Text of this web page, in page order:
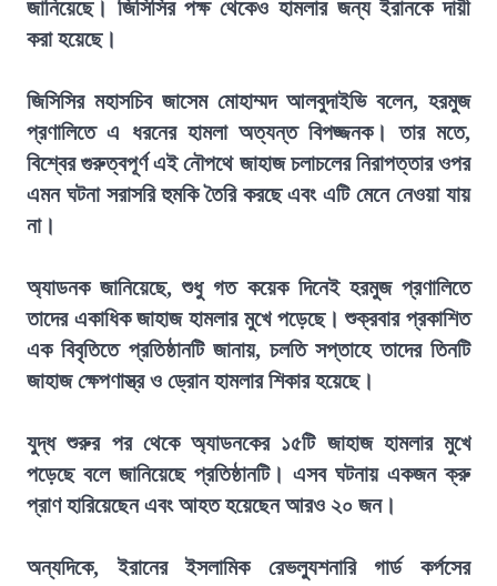
জানিয়েছে। জিসিসির পক্ষ থেকেও হামলার জন্য ইরানকে দায়ী
করা হয়েছে।
জিসিসির মহাসচিব জাসেম মোহাম্মদ আলবুদাইভি বলেন, হরমুজ
প্রণালিতে এ ধরনের হামলা অত্যন্ত বিপজ্জনক। তার মতে,
বিশ্বের গুরুত্বপূর্ণ এই নৌপথে জাহাজ চলাচলের নিরাপত্তার ওপর
এমন ঘটনা সরাসরি হুমকি তৈরি করছে এবং এটি মেনে নেওয়া যায়
না।
অ্যাডনক জানিয়েছে, শুধু গত কয়েক দিনেই হরমুজ প্রণালিতে
তাদের একাধিক জাহাজ হামলার মুখে পড়েছে। শুক্রবার প্রকাশিত
এক বিবৃতিতে প্রতিষ্ঠানটি জানায়, চলতি সপ্তাহে তাদের তিনটি
জাহাজ ক্ষেপণাস্ত্র ও ড্রোন হামলার শিকার হয়েছে।
যুদ্ধ শুরুর পর থেকে অ্যাডনকের ১৫টি জাহাজ হামলার মুখে
পড়েছে বলে জানিয়েছে প্রতিষ্ঠানটি। এসব ঘটনায় একজন ক্রু
প্রাণ হারিয়েছেন এবং আহত হয়েছেন আরও ২০ জন।
অন্যদিকে, ইরানের ইসলামিক রেভল্যুশনারি গার্ড কর্পসের